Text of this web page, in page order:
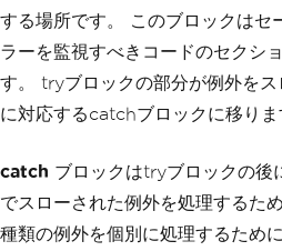
する場所です。 このブロックはセ
ラーを監視すべきコードのセクシ
す。 tryブロックの部分が例外を
に対応するcatchブロックに移りま
catch ブロックはtryブロックの後
でスローされた例外を処理するた
種類の例外を個別に処理するため